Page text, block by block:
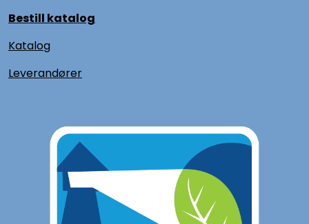
Bestill katalog
Katalog
Leverandører